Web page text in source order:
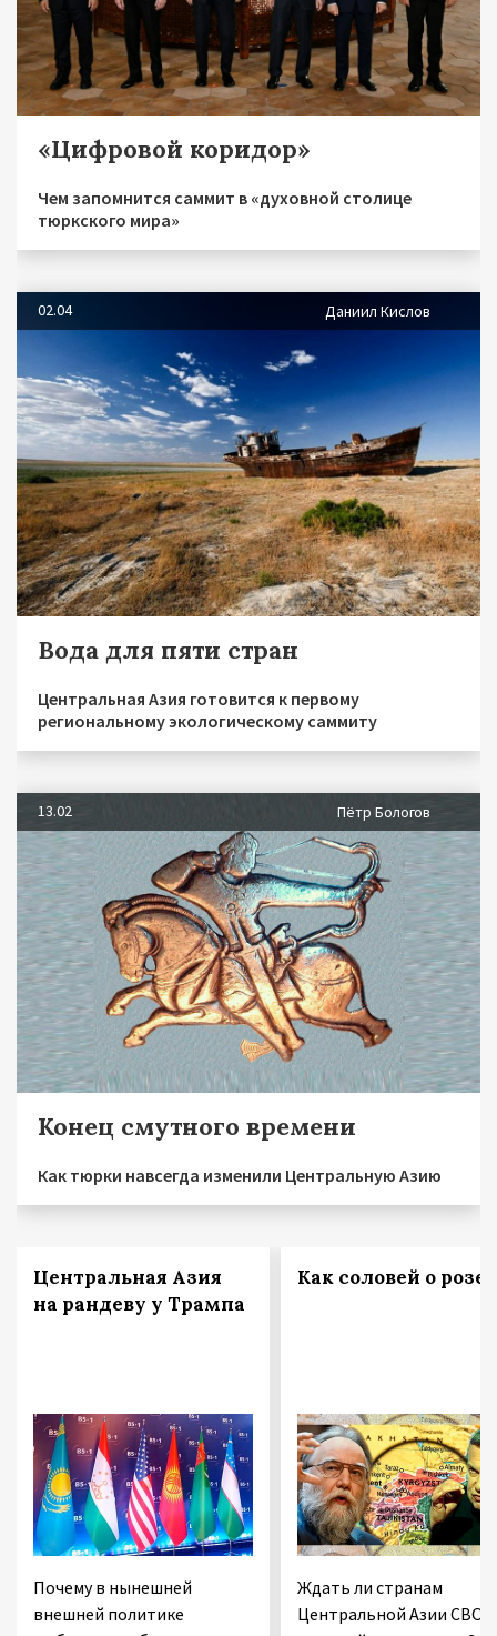
«Цифровой коридор»
Чем запомнится саммит в «духовной столице
тюркского мира»
02.04 Даниил Кислов
Вода для пяти стран
Центральная Азия готовится к первому
региональному экологическому саммиту
13.02 Пётр Бологов
Конец смутного времени
Как тюрки навсегда изменили Центральную Азию
Центральная Азия
на рандеву у Трампа
Почему в нынешней
внешней политике
Как соловей о розе
Ждать ли странам
Центральной Азии СВО